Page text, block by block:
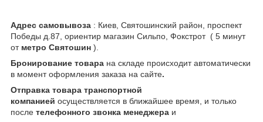
Адрес самовывоза : Киев, Святошинский район, проспект
Победы д.87, ориентир магазин Сильпо, Фокстрот ( 5 минут
от метро Святошин ).
Бронирование товара на складе происходит автоматически
в момент оформления заказа на сайте.
Отправка товара транспортной
компанией осуществляется в ближайшее время, и только
после телефонного звонка менеджера и